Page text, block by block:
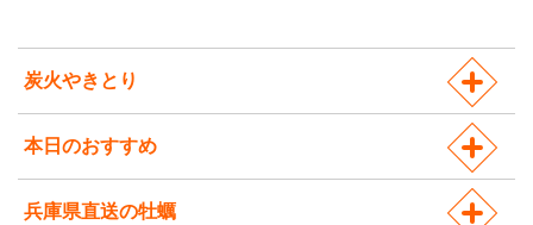
炭火やきとり
本日のおすすめ
兵庫県直送の牡蠣